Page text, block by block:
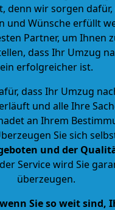
denn wir sorgen dafür,
und Wünsche erfüllt
Partner, um Ihnen
dass Ihr Umzug
ein erfolgreicher ist.
dass Ihr Umzug
und alle Ihre
an Ihrem
Sie sich
und der
Service wird Sie
überzeugen.
Sie so weit sind,